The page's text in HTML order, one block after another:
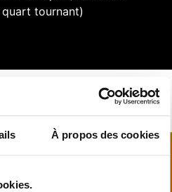
À propos des cookies
tournant)